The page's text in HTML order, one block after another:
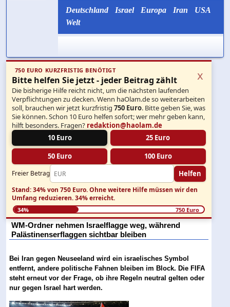
Deutschland Israel Europa Iran
USA
Welt
750 EURO KURZFRISTIG BENÖTIGT
Bitte helfen Sie jetzt - jeder Beitrag zählt
Die bisherige Hilfe reicht nicht, um die nächsten laufenden
Verpflichtungen zu decken. Wenn haOlam.de so weiterarbeiten
soll, brauchen wir jetzt kurzfristig750 Euro. Bitte geben Sie, was
Sie können. Schon 10 Euro helfen sofort; wer mehr geben kann,
hilft besonders. Fragen? redaktion@haolam.de
10 Euro
25 Euro
50 Euro 100 Euro
Freier Betrag Helfen
x
Stand: 34% von 750 Euro.Ohne weitere Hilfe müssen wir den
Umfang reduzieren.34% erreicht.
34% 750 Euro
WM-Ordner nehmen Israelflagge weg, während
Palästinenserflaggen sichtbar bleiben
Bei Iran gegen Neuseeland wird ein israelisches Symbol
entfernt, andere politische Fahnen bleiben im Block. Die FIFA
steht erneut vor der Frage, ob ihre Regeln neutral gelten oder
nur gegen Israel hart werden.